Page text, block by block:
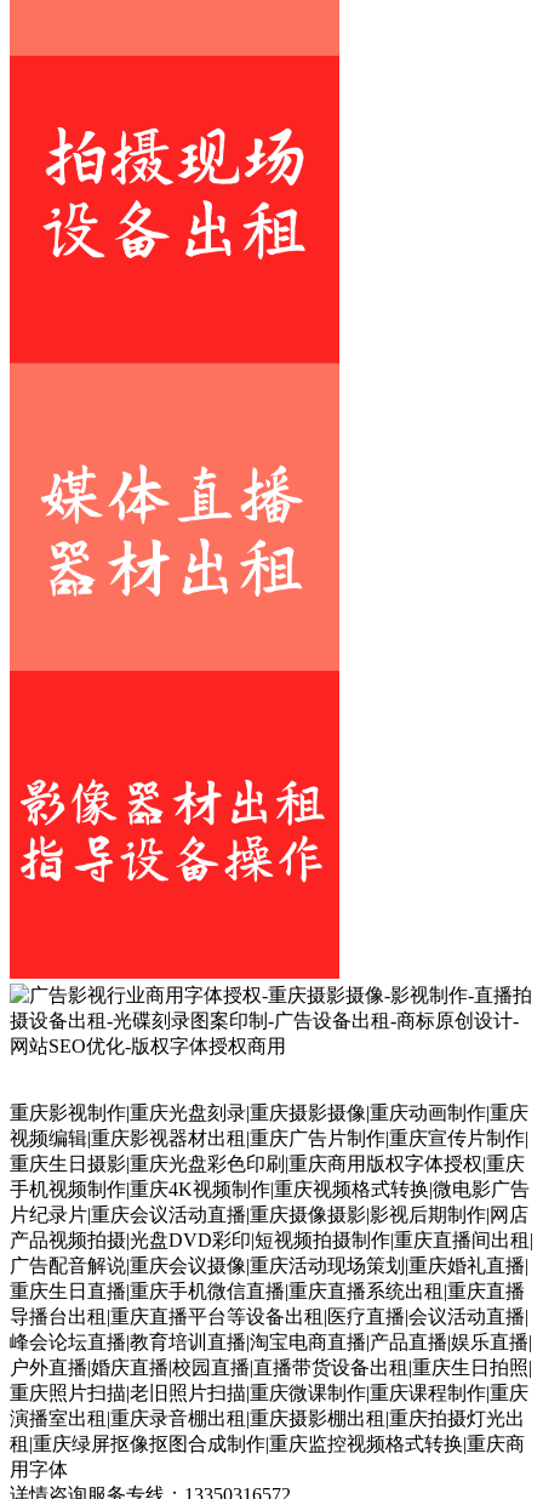
重庆影视制作|重庆光盘刻录|重庆摄影摄像|重庆动画制作|重庆
视频编辑|重庆影视器材出租|重庆广告片制作|重庆宣传片制作|
重庆生日摄影|重庆光盘彩色印刷|重庆商用版权字体授权|重庆
手机视频制作|重庆4K视频制作|重庆视频格式转换|微电影广告
片纪录片|重庆会议活动直播|重庆摄像摄影|影视后期制作|网店
产品视频拍摄|光盘DVD彩印|短视频拍摄制作|重庆直播间出租|
广告配音解说|重庆会议摄像|重庆活动现场策划|重庆婚礼直播|
重庆生日直播|重庆手机微信直播|重庆直播系统出租|重庆直播
导播台出租|重庆直播平台等设备出租|医疗直播|会议活动直播|
峰会论坛直播|教育培训直播|淘宝电商直播|产品直播|娱乐直播|
户外直播|婚庆直播|校园直播|直播带货设备出租|重庆生日拍照|
重庆照片扫描|老旧照片扫描|重庆微课制作|重庆课程制作|重庆
演播室出租|重庆录音棚出租|重庆摄影棚出租|重庆拍摄灯光出
租|重庆绿屏抠像抠图合成制作|重庆监控视频格式转换|重庆商
用字体